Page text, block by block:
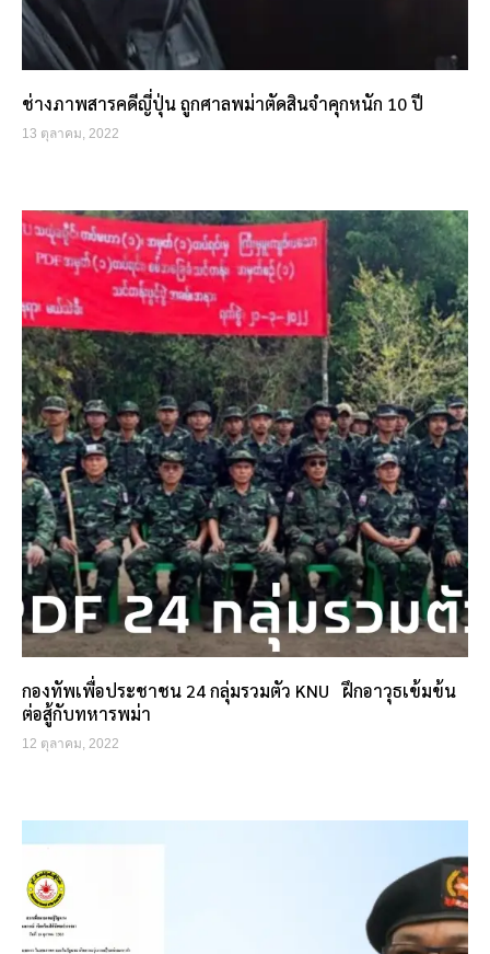
ช่างภาพสารคดีญี่ปุ่น ถูกศาลพม่าตัดสินจำคุกหนัก 10 ปี
13 ตุลาคม, 2022
กองทัพเพื่อประชาชน 24 กลุ่มรวมตัว KNU ฝึกอาวุธเข้มข้น
ต่อสู้กับทหารพม่า
12 ตุลาคม, 2022